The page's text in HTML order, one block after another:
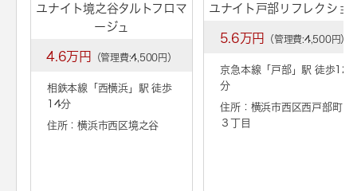
ユナイト境之谷タルトフロマ
ージュ
4.6万円 （管理費:4,500円）
相鉄本線「 西横浜」駅 徒歩
14分
住所：横浜市西区境之谷
ユナイト戸部リフレクショ
5.6万円 （管理費:4,500円）
京急本線「 戸部」駅 徒歩12
分
住所：横浜市西区西戸部町
３丁目